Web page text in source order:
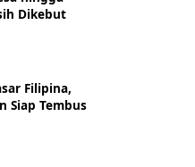
Dikebut
Filipina,
Siap Tembus